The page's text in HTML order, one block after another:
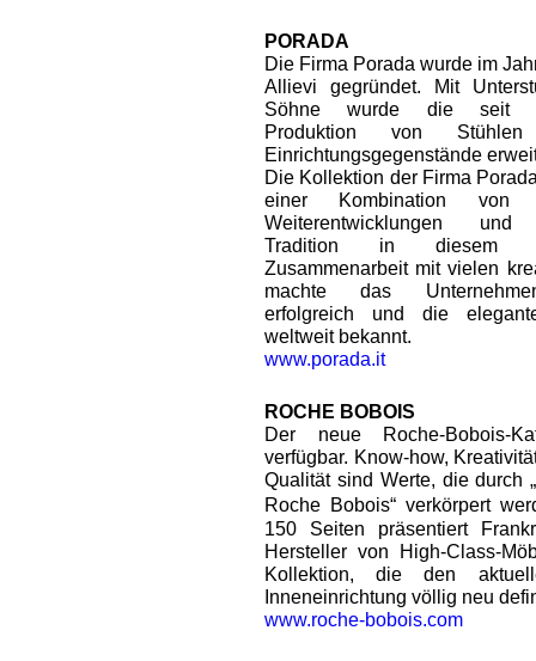
PORADA
Die Firma Porada wurde im
Allievi gegründet. Mit
Söhne wurde die seit
Produktion von
Einrichtungsgegenstände
Die Kollektion der Firma
einer Kombination von
Weiterentwicklungen und
Tradition in diesem
Zusammenarbeit mit vielen
machte das
erfolgreich und die
weltweit bekannt.
www.porada.it
ROCHE BOBOIS
Der neue Roche-Bobois-
verfügbar. Know-how,
Qualität sind Werte, die durch
Roche Bobois“ verkörpert
150 Seiten präsentiert
Hersteller von High-Class-
Kollektion, die den
Inneneinrichtung völlig neu
www.roche-bobois.com